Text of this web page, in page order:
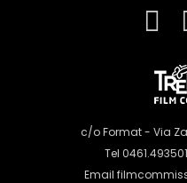
c/o Format - Via
Tel
Email